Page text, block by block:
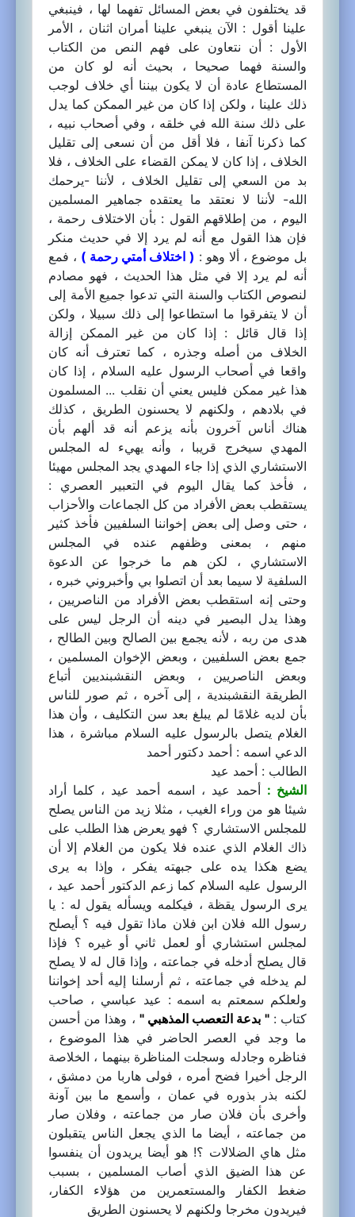
قد يختلفون في بعض المسائل تفهما لها ، فينبغي
علينا أقول : الآن ينبغي علينا أمران اثنان ، الأمر
الأول : أن نتعاون على فهم النص من الكتاب
والسنة فهما صحيحا ، بحيث أنه لو كان من
المستطاع عادة أن لا يكون بيننا أي خلاف لوجب
ذلك علينا ، ولكن إذا كان من غير الممكن كما يدل
على ذلك سنة الله في خلقه ، وفي أصحاب نبيه ،
كما ذكرنا آنفا ، فلا أقل من أن نسعى إلى تقليل
الخلاف ، إذا كان لا يمكن القضاء على الخلاف ، فلا
بد من السعي إلى تقليل الخلاف ، لأننا -يرحمك
الله- لأننا لا نعتقد ما يعتقده جماهير المسلمين
اليوم ، من إطلاقهم القول : بأن الاختلاف رحمة ،
فإن هذا القول مع أنه لم يرد إلا في حديث منكر
بل موضوع ، ألا وهو : ( اختلاف أمتي رحمة ) ، فمع
أنه لم يرد إلا في مثل هذا الحديث ، فهو مصادم
لنصوص الكتاب والسنة التي تدعوا جميع الأمة إلى
أن لا يتفرقوا ما استطاعوا إلى ذلك سبيلا ، ولكن
إذا قال قائل : إذا كان من غير الممكن إزالة
الخلاف من أصله وجذره ، كما تعترف أنه كان
واقعا في أصحاب الرسول عليه السلام ، إذا كان
هذا غير ممكن فليس يعني أن نقلب ... المسلمون
في بلادهم ، ولكنهم لا يحسنون الطريق ، كذلك
هناك أناس آخرون بأنه يزعم أنه قد ألهم بأن
المهدي سيخرج قريبا ، وأنه يهيء له المجلس
الاستشاري الذي إذا جاء المهدي يجد المجلس مهيئا
، فأخذ كما يقال اليوم في التعبير العصري :
يستقطب بعض الأفراد من كل الجماعات والأحزاب
، حتى وصل إلى بعض إخواننا السلفيين فأخذ كثير
منهم ، بمعنى وظفهم عنده في المجلس
الاستشاري ، لكن هم ما خرجوا عن الدعوة
السلفية لا سيما بعد أن اتصلوا بي وأخبروني خبره ،
وحتى إنه استقطب بعض الأفراد من الناصريين ،
وهذا يدل البصير في دينه أن الرجل ليس على
هدى من ربه ، لأنه يجمع بين الصالح وبين الطالح ،
جمع بعض السلفيين ، وبعض الإخوان المسلمين ،
وبعض الناصريين ، وبعض النقشبنديين أتباع
الطريقة النقشبندية ، إلى آخره ، ثم صور للناس
بأن لديه غلامًا لم يبلغ بعد سن التكليف ، وأن هذا
الغلام يتصل بالرسول عليه السلام مباشرة ، هذا
الدعي اسمه : أحمد دكتور أحمد
الطالب : أحمد عيد
الشيخ : أحمد عيد ، اسمه أحمد عيد ، كلما أراد
شيئا هو من وراء الغيب ، مثلا زيد من الناس يصلح
للمجلس الاستشاري ؟ فهو يعرض هذا الطلب على
ذاك الغلام الذي عنده فلا يكون من الغلام إلا أن
يضع هكذا يده على جبهته يفكر ، وإذا به يرى
الرسول عليه السلام كما زعم الدكتور أحمد عيد ،
يرى الرسول يقظة ، فيكلمه ويسأله يقول له : يا
رسول الله فلان ابن فلان ماذا تقول فيه ؟ أيصلح
لمجلس استشاري أو لعمل ثاني أو غيره ؟ فإذا
قال يصلح أدخله في جماعته ، وإذا قال له لا يصلح
لم يدخله في جماعته ، ثم أرسلنا إليه أحد إخواننا
ولعلكم سمعتم به اسمه : عيد عباسي ، صاحب
كتاب :" بدعة التعصب المذهبي " ، وهذا من أحسن
ما وجد في العصر الحاضر في هذا الموضوع ،
فناظره وجادله وسجلت المناظرة بينهما ، الخلاصة
الرجل أخيرا فضح أمره ، فولى هاربا من دمشق ،
لكنه بذر بذوره في عمان ، وأسمع ما بين آونة
وأخرى بأن فلان صار من جماعته ، وفلان صار
من جماعته ، أيضا ما الذي يجعل الناس يتقبلون
مثل هاي الضلالات ؟! هو أيضا يريدون أن ينفسوا
عن هذا الضيق الذي أصاب المسلمين ، بسبب
ضغط الكفار والمستعمرين من هؤلاء الكفار،
فيريدون مخرجا ولكنهم لا يحسنون الطريق